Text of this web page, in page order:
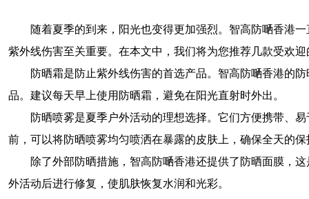
随着夏季的到来，阳光也变得更加强烈。智高防嗮香港
紫外线伤害至关重要。在本文中，我们将为您推荐几款受欢
防晒霜是防止紫外线伤害的首选产品。智高防嗮香港的
品。建议每天早上使用防晒霜，避免在阳光直射时外出。
防晒喷雾是夏季户外活动的理想选择。它们方便携带、
前，可以将防晒喷雾均匀喷洒在暴露的皮肤上，确保全天的保
除了外部防晒措施，智高防嗮香港还提供了防晒面膜，
外活动后进行修复，使肌肤恢复水润和光彩。